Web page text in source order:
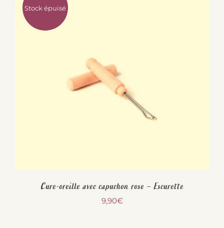
Stock épuisé
Cure-oreille avec capuchon rose – Escurette
9,90€